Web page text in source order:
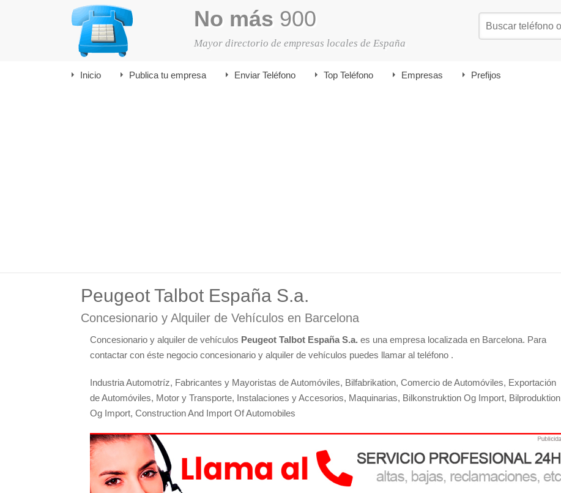
No más 900
Mayor directorio de empresas locales de España
Inicio Publica tu empresa Enviar Teléfono Top Teléfono Empresas Prefijos
Peugeot Talbot España S.a.
Concesionario y Alquiler de Vehículos en Barcelona
Concesionario y alquiler de vehículos Peugeot Talbot España S.a. es una empresa localizada en Barcelona. Para
contactar con éste negocio concesionario y alquiler de vehículos puedes llamar al teléfono .
Industria Automotríz, Fabricantes y Mayoristas de Automóviles, Bilfabrikation, Comercio de Automóviles, Exportación
de Automóviles, Motor y Transporte, Instalaciones y Accesorios, Maquinarias, Bilkonstruktion Og Import, Bilproduktion
Og Import, Construction And Import Of Automobiles